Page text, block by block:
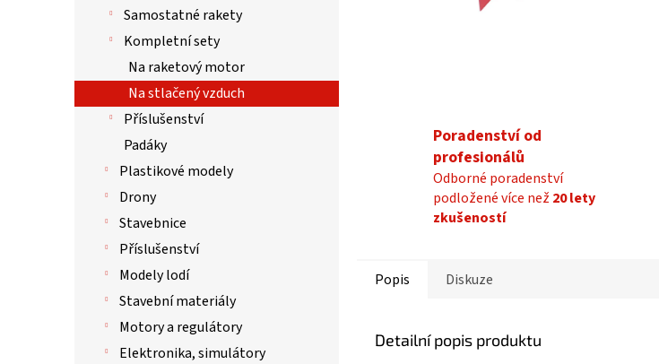
Samostatné rakety
Kompletní sety
Na raketový motor
Na stlačený vzduch
Příslušenství
Padáky
Plastikové modely
Drony
Stavebnice
Příslušenství
Modely lodí
Stavební materiály
Motory a regulátory
Elektronika, simulátory
Poradenství od
profesionálů
Odborné poradenství
podložené více než 20 lety
zkušeností
Popis Diskuze
Detailní popis produktu